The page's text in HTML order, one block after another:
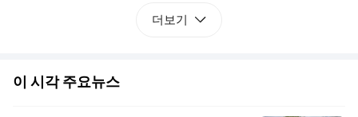
더보기
이 시각 주요뉴스